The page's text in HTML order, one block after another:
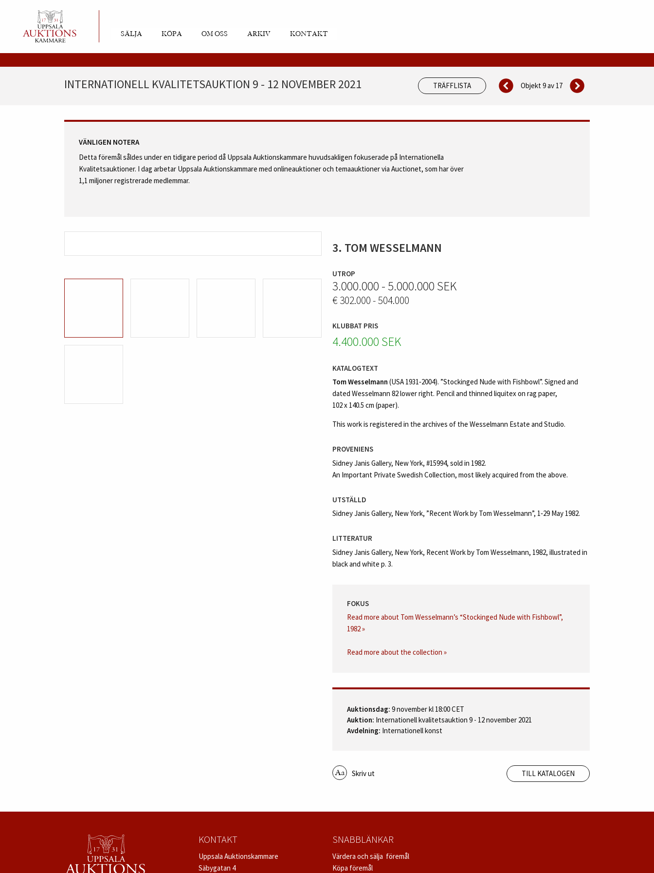
SÄLJA KÖPA OM OSS ARKIV KONTAKT
INTERNATIONELL KVALITETSAUKTION 9 - 12 NOVEMBER 2021 TRÄFFLISTA Objekt 9 av 17
VÄNLIGEN NOTERA
Detta föremål såldes under en tidigare period då Uppsala Auktionskammare huvudsakligen fokuserade på Internationella
Kvalitetsauktioner. I dag arbetar Uppsala Auktionskammare med onlineauktioner och temaauktioner via Auctionet, som har över
1,1 miljoner registrerade medlemmar.
3. TOM WESSELMANN
UTROP
3.000.000 - 5.000.000 SEK
€ 302.000 - 504.000
KLUBBAT PRIS
4.400.000 SEK
KATALOGTEXT
Tom Wesselmann (USA 1931‑2004). ”Stockinged Nude with Fishbowl”. Signed and
dated Wesselmann 82 lower right. Pencil and thinned liquitex on rag paper,
102 x 140.5 cm (paper).
This work is registered in the archives of the Wesselmann Estate and Studio.
PROVENIENS
Sidney Janis Gallery, New York, #15994, sold in 1982.
An Important Private Swedish Collection, most likely acquired from the above.
UTSTÄLLD
Sidney Janis Gallery, New York, ”Recent Work by Tom Wesselmann”, 1‑29 May 1982.
LITTERATUR
Sidney Janis Gallery, New York, Recent Work by Tom Wesselmann, 1982, illustrated in
black and white p. 3.
FOKUS
Read more about Tom Wesselmann’s “Stockinged Nude with Fishbowl”,
1982 »
Read more about the collection »
Auktionsdag: 9 november kl 18:00 CET
Auktion: Internationell kvalitetsauktion 9 - 12 november 2021
Avdelning: Internationell konst
Skriv ut TILL KATALOGEN
KONTAKT
Uppsala Auktionskammare
Säbygatan 4
SNABBLÄNKAR
Värdera och sälja föremål
Köpa föremål